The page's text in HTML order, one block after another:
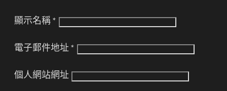
顯示名稱 *
電子郵件地址 *
個人網站網址